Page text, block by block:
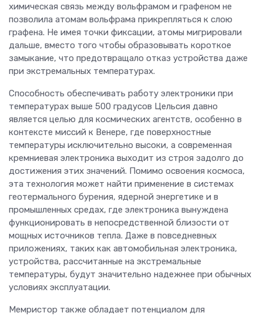
химическая связь между вольфрамом и графеном не
позволила атомам вольфрама прикрепляться к слою
графена. Не имея точки фиксации, атомы мигрировали
дальше, вместо того чтобы образовывать короткое
замыкание, что предотвращало отказ устройства даже
при экстремальных температурах.
Способность обеспечивать работу электроники при
температурах выше 500 градусов Цельсия давно
является целью для космических агентств, особенно в
контексте миссий к Венере, где поверхностные
температуры исключительно высоки, а современная
кремниевая электроника выходит из строя задолго до
достижения этих значений. Помимо освоения космоса,
эта технология может найти применение в системах
геотермального бурения, ядерной энергетике и в
промышленных средах, где электроника вынуждена
функционировать в непосредственной близости от
мощных источников тепла. Даже в повседневных
приложениях, таких как автомобильная электроника,
устройства, рассчитанные на экстремальные
температуры, будут значительно надежнее при обычных
условиях эксплуатации.
Мемристор также обладает потенциалом для